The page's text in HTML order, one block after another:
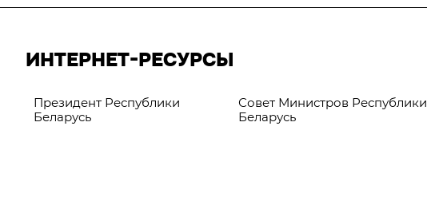
ИНТЕРНЕТ-РЕСУРСЫ
Президент Республики
Беларусь
Совет Министров Республики
Беларусь